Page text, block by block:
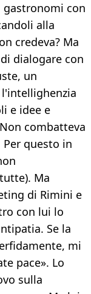
gastronomi con
alla
credeva? Ma
dialogare con
un
e idee e
combatteva
questo in
Ma
di Rimini e
con lui lo
Se la
mi
pace». Lo
sulla